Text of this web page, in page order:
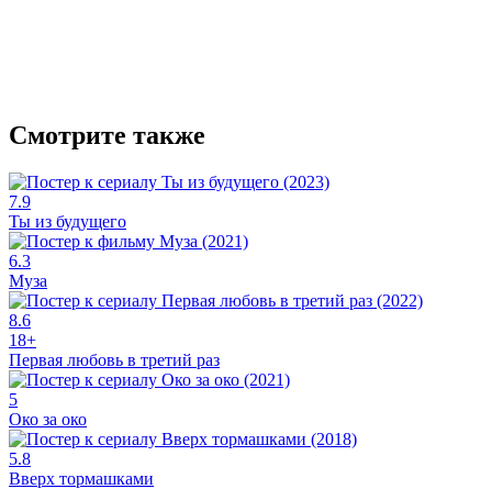
Смотрите также
7.9
Ты из будущего
6.3
Муза
8.6
18+
Первая любовь в третий раз
5
Око за око
5.8
Вверх тормашками